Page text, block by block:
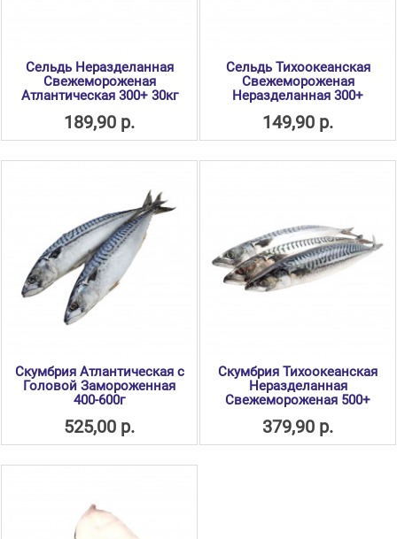
Сельдь Неразделанная
Свежемороженая
Атлантическая 300+ 30кг
189,90 р.
Сельдь Тихоокеанская
Свежемороженая
Неразделанная 300+
149,90 р.
Скумбрия Атлантическая с
Головой Замороженная
400-600г
525,00 р.
Скумбрия Тихоокеанская
Неразделанная
Свежемороженая 500+
379,90 р.